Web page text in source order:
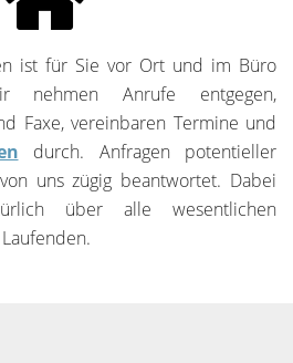
ist für Sie vor Ort und im Büro
nehmen Anrufe entgegen,
Faxe, vereinbaren Termine und
durch. Anfragen potentieller
uns zügig beantwortet. Dabei
über alle wesentlichen